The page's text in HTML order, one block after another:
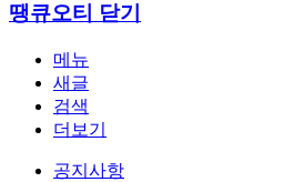
땡큐오티 닫기
메뉴
새글
검색
더보기
공지사항